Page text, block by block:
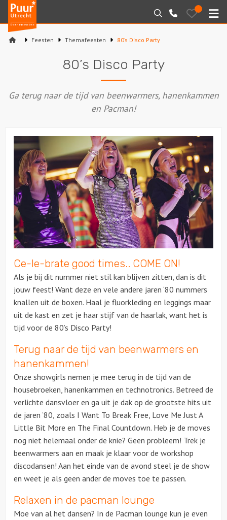
Puur*
Utrecht
bedrijfsuitjes
Zoeken
030-
2145099
Bewaarde
uitjes
Varen
Workshops
Rondleidingen
Locaties
Feesten
Feesten Themafeesten 80’s Disco Party
80’s Disco Party
Ga terug naar de tijd van beenwarmers, hanenkammen
en Pacman!
Ce-le-brate good times.. COME ON!
Als je bij dit nummer niet stil kan blijven zitten, dan is dit
jouw feest! Want deze en vele andere jaren ‘80 nummers
knallen uit de boxen. Haal je fluorkleding en leggings maar
uit de kast en zet je haar stijf van de haarlak, want het is
tijd voor de 80’s Disco Party!
Terug naar de tijd van beenwarmers en
hanenkammen!
Onze showgirls nemen je mee terug in de tijd van de
housebroeken, hanenkammen en technotronics. Betreed de
verlichte dansvloer en ga uit je dak op de grootste hits uit
de jaren ‘80, zoals I Want To Break Free, Love Me Just A
Little Bit More en The Final Countdown. Heb je de moves
nog niet helemaal onder de knie? Geen probleem! Trek je
beenwarmers aan en maak je klaar voor de workshop
discodansen! Aan het einde van de avond steel je de show
en weet je als geen ander de moves toe te passen.
Relaxen in de pacman lounge
Moe van al het dansen? In de Pacman lounge kun je even